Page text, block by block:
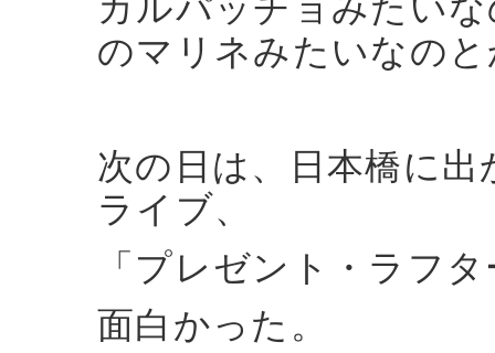
のマリネみたいなの
次の日は、日本橋に
ライブ、
「プレゼント・ラフ
面白かった。